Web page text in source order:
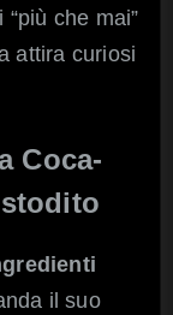
che mai”
attira curiosi
Coca-
il suo